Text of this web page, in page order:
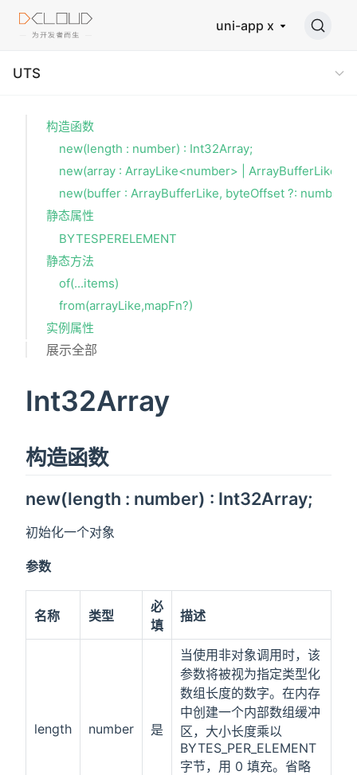
uni-app x
UTS
构造函数
new(length : number) : Int32Array;
new(array : ArrayLike<number> | ArrayBufferLike) :
new(buffer : ArrayBufferLike, byteOffset ?: number,
静态属性
BYTESPERELEMENT
静态方法
of(...items)
from(arrayLike,mapFn?)
实例属性
展示全部
Int32Array
构造函数
new(length : number) : Int32Array;
初始化一个对象
参数
名称 类型
必
填
描述
length number 是
当使用非对象调用时，该
参数将被视为指定类型化
数组长度的数字。在内存
中创建一个内部数组缓冲
区，大小长度乘以
BYTES_PER_ELEMENT
字节，用 0 填充。省略